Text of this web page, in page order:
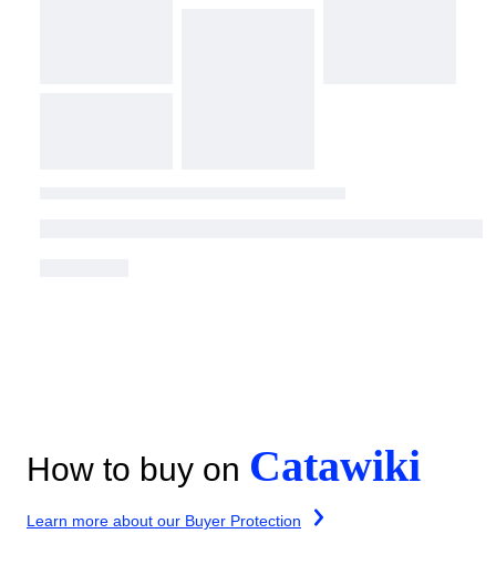
How to buy on Catawiki
Learn more about our Buyer Protection